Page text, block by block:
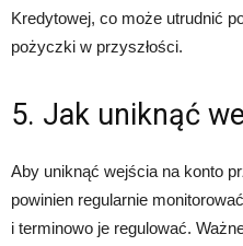
Kredytowej, co może utrudnić
pożyczki w przyszłości.
5. Jak uniknąć
Aby uniknąć wejścia na konto
powinien regularnie
i terminowo je regulować.